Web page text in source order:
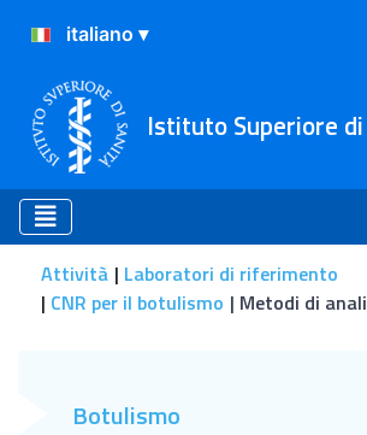
Istituto Superiore
Attività Laboratori di riferimento
CNR per il botulismo
Metodi di
Botulismo